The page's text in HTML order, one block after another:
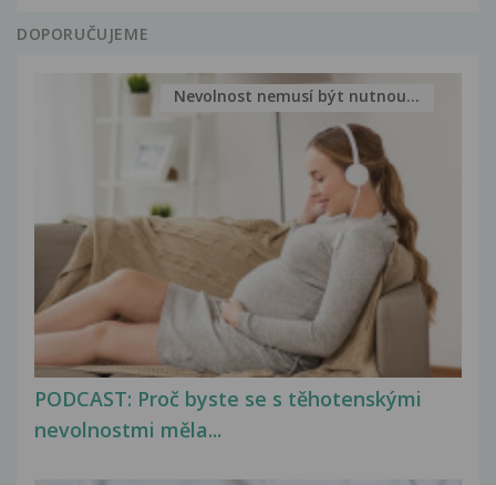
DOPORUČUJEME
PODCAST: Proč byste se s těhotenskými
nevolnostmi měla...
Nevolnost nemusí být nutnou...